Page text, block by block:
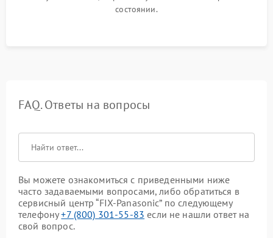
состоянии.
FAQ. Ответы на вопросы
Вы можете ознакомиться с приведенными ниже
часто задаваемыми вопросами, либо обратиться в
сервисный центр “FIX-Panasonic” по следующему
телефону+7 (800) 301-55-83 если не нашли ответ на
свой вопрос.